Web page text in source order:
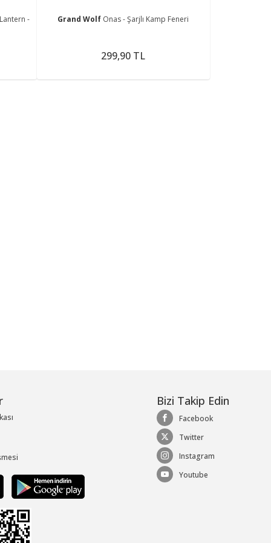
- Grand Wolf Onas - Şarjlı Kamp Feneri
299,90 TL
Bizi Takip Edin
Facebook
Twitter
Instagram
Youtube